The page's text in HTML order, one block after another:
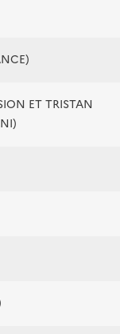
ET TRISTAN